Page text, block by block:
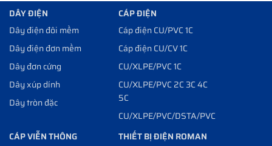
DÂY ĐIỆN
Dây điện đôi mềm
Dây điện đơn mềm
Dây đơn cứng
Dây xúp dính
Dây tròn đặc
CÁP ĐIỆN
Cáp điện CU/PVC 1C
Cáp điện CU/CV 1C
CU/XLPE/PVC 1C
CU/XLPE/PVC 2C 3C 4C
5C
CU/XLPE/PVC/DSTA/PVC
CÁP VIỄN THÔNG
THIẾT BỊ ĐIỆN ROMAN